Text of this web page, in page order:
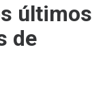
últimos
de